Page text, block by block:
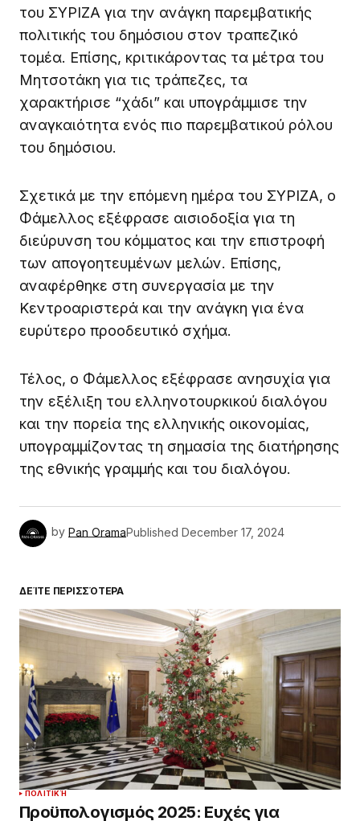
του ΣΥΡΙΖΑ για την ανάγκη παρεμβατικής
πολιτικής του δημόσιου στον τραπεζικό
τομέα. Επίσης, κριτικάροντας τα μέτρα του
Μητσοτάκη για τις τράπεζες, τα
χαρακτήρισε “χάδι” και υπογράμμισε την
αναγκαιότητα ενός πιο παρεμβατικού ρόλου
του δημόσιου.
Σχετικά με την επόμενη ημέρα του ΣΥΡΙΖΑ, ο
Φάμελλος εξέφρασε αισιοδοξία για τη
διεύρυνση του κόμματος και την επιστροφή
των απογοητευμένων μελών. Επίσης,
αναφέρθηκε στη συνεργασία με την
Κεντροαριστερά και την ανάγκη για ένα
ευρύτερο προοδευτικό σχήμα.
Τέλος, ο Φάμελλος εξέφρασε ανησυχία για
την εξέλιξη του ελληνοτουρκικού διαλόγου
και την πορεία της ελληνικής οικονομίας,
υπογραμμίζοντας τη σημασία της διατήρησης
της εθνικής γραμμής και του διαλόγου.
by Pan OramaPublished December 17, 2024
ΔΕΊΤΕ ΠΕΡΙΣΣΌΤΕΡΑ
ΠΟΛΙΤΙΚΉ
Προϋπολογισμός 2025: Ευχές για